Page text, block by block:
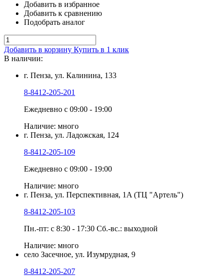
Добавить в избранное
Добавить к сравнению
Подобрать аналог
Добавить в корзину Купить в 1 клик
В наличии:
г. Пенза, ул. Калинина, 133
8-8412-205-201
Ежедневно с 09:00 - 19:00
Наличие: много
г. Пенза, ул. Ладожская, 124
8-8412-205-109
Ежедневно с 09:00 - 19:00
Наличие: много
г. Пенза, ул. Перспективная, 1A (ТЦ "Артель")
8-8412-205-103
Пн.-пт: с 8:30 - 17:30 Сб.-вс.: выходной
Наличие: много
село Засечное, ул. Изумрудная, 9
8-8412-205-207